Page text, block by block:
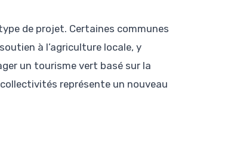
de projet. Certaines communes
à l’agriculture locale, y
un tourisme vert basé sur la
représente un nouveau